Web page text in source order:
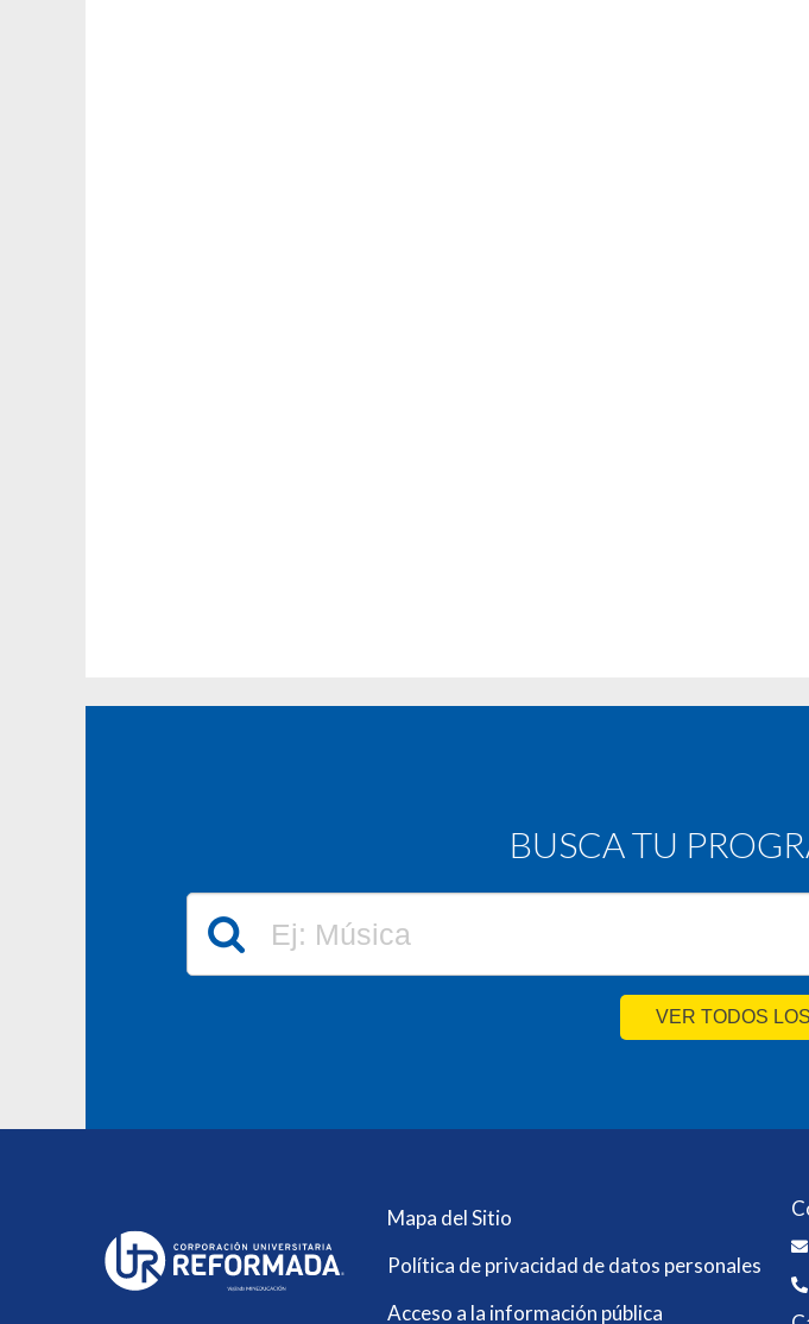
BUSCA TU
VER TODOS
Mapa del Sitio
Política de privacidad de datos personales
Acceso a la información pública